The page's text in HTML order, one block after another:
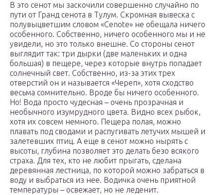
В это сенот мы заскочили совершенно случайно по
пути от Гранд сенота в Тулум. Скромная вывеска с
полувыцветшим словом «Cenote» не обещала ничего
особенного. Собственно, ничего особенного мы и не
увидели, но это только внешне. Со стороны сенот
выглядит так: три дырки (две маленьких и одна
большая) в пещере, через которые внутрь попадает
солнечный свет. Собственно, из-за этих трех
отверстий он и называется «Череп», хотя сходство
весьма сомнительно. Вроде бы ничего особенного.
Но! Вода просто чудесная – очень прозрачная и
необычного изумрудного цвета. Видно всех рыбок,
хотя их совсем немного. Пещера полая, можно
плавать под сводами и распугивать летучих мышей и
залетевших птиц. А еще в сенот можно нырять с
высоты, глубина позволяет это делать безо всякого
страха. Для тех, кто не любит прыгать, сделана
деревянная лестница, по которой можно забраться в
воду и выбраться из нее. Водичка очень приятной
температуры – освежает, но не леденит.